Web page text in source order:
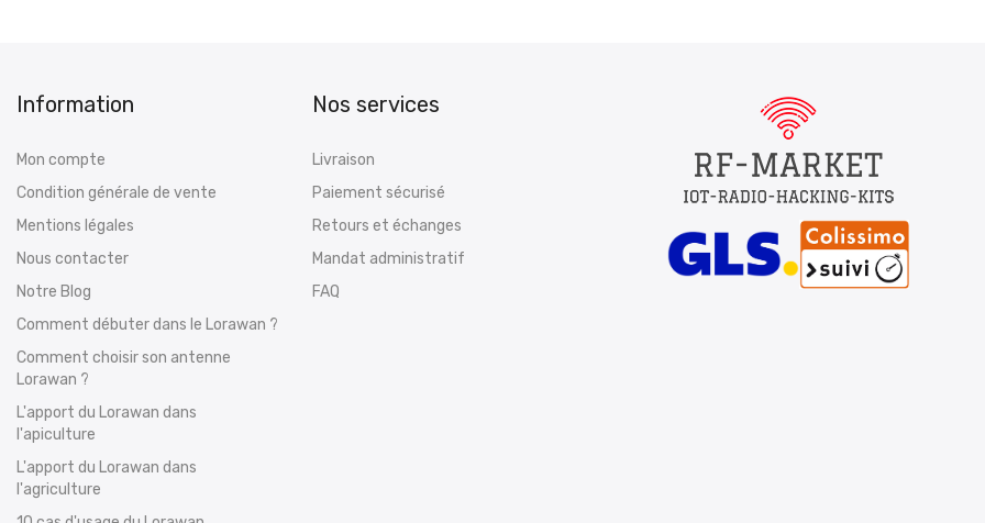
Information
Mon compte
Condition générale de vente
Mentions légales
Nous contacter
Notre Blog
Comment débuter dans le Lorawan ?
Comment choisir son antenne
Lorawan ?
L'apport du Lorawan dans
l'apiculture
L'apport du Lorawan dans
l'agriculture
Nos services
Livraison
Paiement sécurisé
Retours et échanges
Mandat administratif
FAQ